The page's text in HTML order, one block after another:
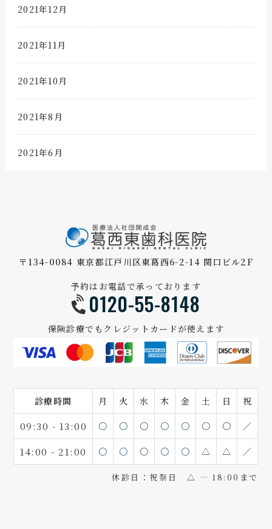
2021年12月
2021年11月
2021年10月
2021年8月
2021年6月
〒134-0084 東京都江戸川区東葛西6-2-14 関口ビル2F
予約はお電話で承っております
0120-55-8148
保険診療でもクレジットカードが使えます
診療時間 月 火 水 木 金 土 日 祝
09:30 - 13:00 〇 〇 〇 〇 〇 〇 〇 ／
14:00 - 21:00 〇 〇 〇 〇 〇 △ △ ／
休診日：祝祭日 △ … 18:00まで